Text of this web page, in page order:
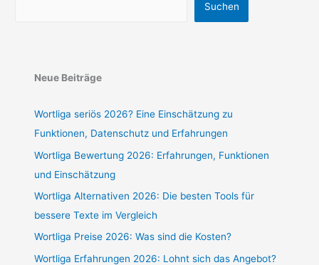
Suchen
Neue Beiträge
Wortliga seriös 2026? Eine Einschätzung zu
Funktionen, Datenschutz und Erfahrungen
Wortliga Bewertung 2026: Erfahrungen, Funktionen
und Einschätzung
Wortliga Alternativen 2026: Die besten Tools für
bessere Texte im Vergleich
Wortliga Preise 2026: Was sind die Kosten?
Wortliga Erfahrungen 2026: Lohnt sich das Angebot?